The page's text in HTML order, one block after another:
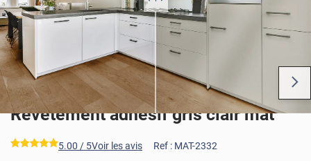
Revêtement adhésif gris clair mat
*****
5.00 / 5Voir les avis Ref : MAT-2332